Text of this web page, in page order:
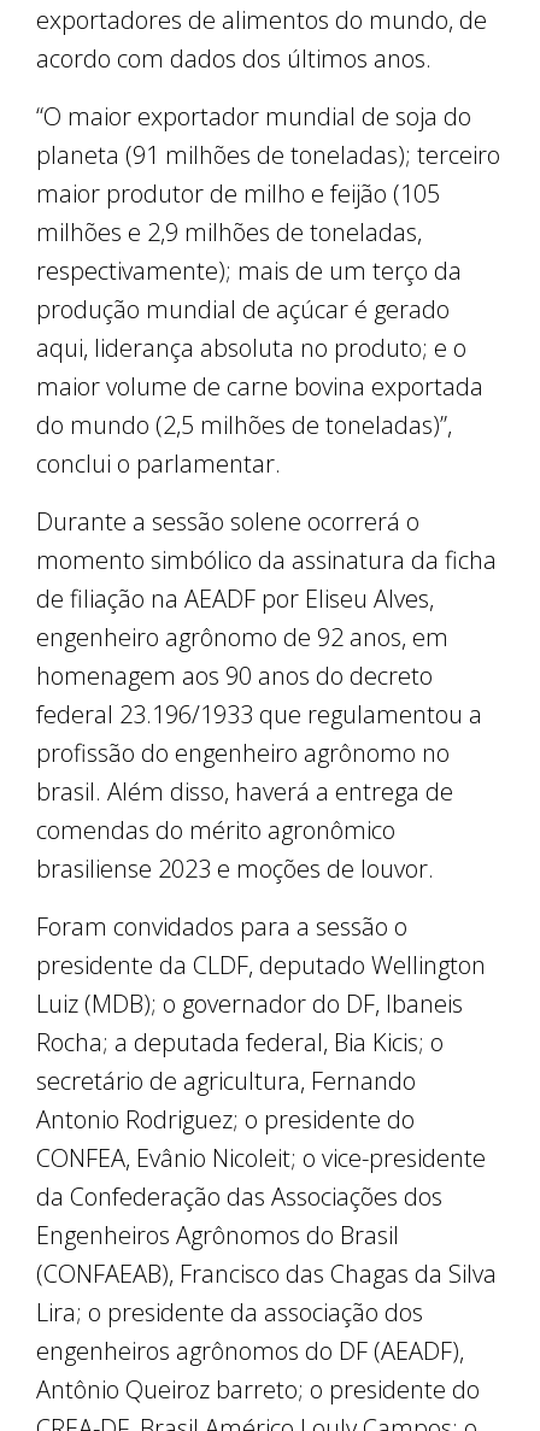
exportadores de alimentos do mundo, de
acordo com dados dos últimos anos.
“O maior exportador mundial de soja do
planeta (91 milhões de toneladas); terceiro
maior produtor de milho e feijão (105
milhões e 2,9 milhões de toneladas,
respectivamente); mais de um terço da
produção mundial de açúcar é gerado
aqui, liderança absoluta no produto; e o
maior volume de carne bovina exportada
do mundo (2,5 milhões de toneladas)”,
conclui o parlamentar.
Durante a sessão solene ocorrerá o
momento simbólico da assinatura da ficha
de filiação na AEADF por Eliseu Alves,
engenheiro agrônomo de 92 anos, em
homenagem aos 90 anos do decreto
federal 23.196/1933 que regulamentou a
profissão do engenheiro agrônomo no
brasil. Além disso, haverá a entrega de
comendas do mérito agronômico
brasiliense 2023 e moções de louvor.
Foram convidados para a sessão o
presidente da CLDF, deputado Wellington
Luiz (MDB); o governador do DF, Ibaneis
Rocha; a deputada federal, Bia Kicis; o
secretário de agricultura, Fernando
Antonio Rodriguez; o presidente do
CONFEA, Evânio Nicoleit; o vice-presidente
da Confederação das Associações dos
Engenheiros Agrônomos do Brasil
(CONFAEAB), Francisco das Chagas da Silva
Lira; o presidente da associação dos
engenheiros agrônomos do DF (AEADF),
Antônio Queiroz barreto; o presidente do